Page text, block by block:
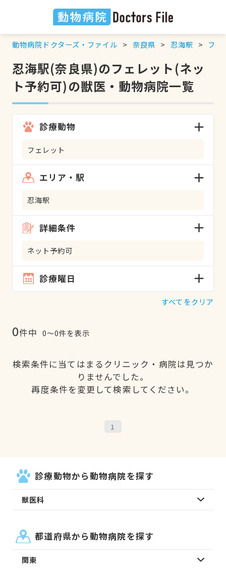
動物病院ドクターズ・ファイル 奈良県 忍海駅 フェ
忍海駅(奈良県)のフェレット(ネッ
ト予約可)の獣医・動物病院一覧
診療動物
フェレット
エリア・駅
忍海駅
詳細条件
ネット予約可
診療曜日
すべてをクリア
0件中 0〜0件を表示
検索条件に当てはまるクリニック・病院は見つか
りませんでした。
再度条件を変更して検索してください。
1
診療動物から動物病院を探す
獣医科
都道府県から動物病院を探す
関東